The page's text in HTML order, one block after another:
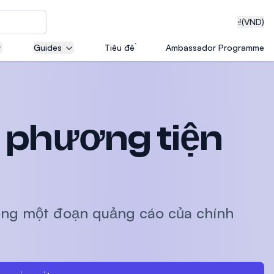
₫(VND)
with
Guides Tiêu đề Ambassador Programme
phương tiện
một đoạn quảng cáo của chính